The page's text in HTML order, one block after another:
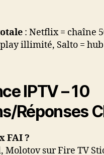
: Netflix = chaîne
illimité, Salto = hub
IPTV – 10
Réponses
FAI ?
Molotov sur Fire TV